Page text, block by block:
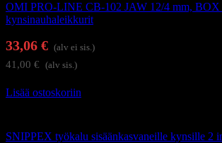
OMI PRO-LINE CB-102 JAW 12/4 mm, BOX
kynsinauhaleikkurit
33,06 € (alv ei sis.)
41,00 € (alv sis.)
Lisää ostoskoriin
SNIPPEX työkalu sisäänkasvaneille kynsille 2